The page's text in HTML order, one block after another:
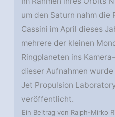
um den Saturn nahm die
Cassini im April dieses
mehrere der kleinen
Ringplaneten ins
dieser Aufnahmen
Jet Propulsion
veröffentlicht.
Ein Beitrag von Ralph-Mirko